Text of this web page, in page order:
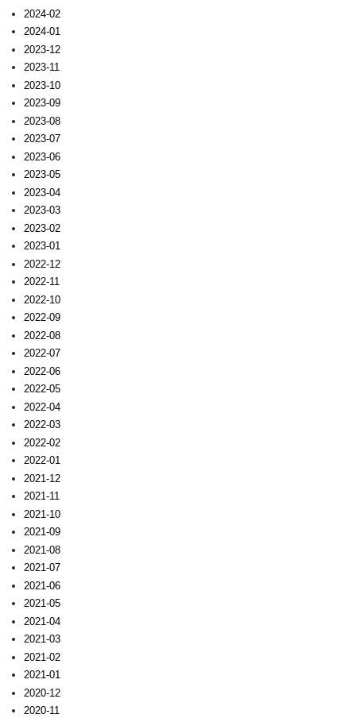
2024-02
2024-01
2023-12
2023-11
2023-10
2023-09
2023-08
2023-07
2023-06
2023-05
2023-04
2023-03
2023-02
2023-01
2022-12
2022-11
2022-10
2022-09
2022-08
2022-07
2022-06
2022-05
2022-04
2022-03
2022-02
2022-01
2021-12
2021-11
2021-10
2021-09
2021-08
2021-07
2021-06
2021-05
2021-04
2021-03
2021-02
2021-01
2020-12
2020-11